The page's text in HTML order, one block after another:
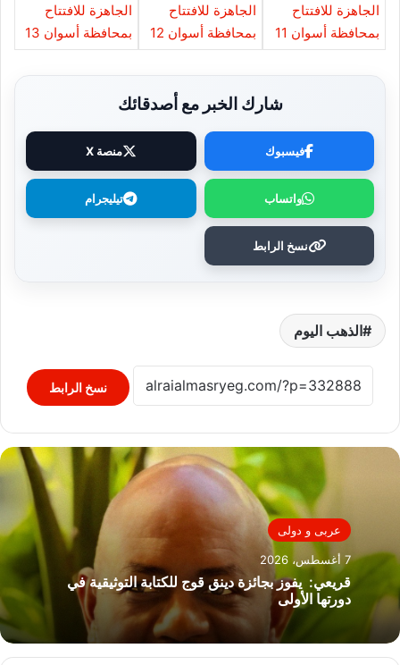
شارك الخبر مع أصدقائك
فيسبوك منصة X
واتساب تيليجرام
نسخ الرابط
الذهب اليوم
نسخ الرابط
عربى و دولى
7 أغسطس، 2026
قريعي: يفوز بجائزة دينق قوج للكتابة التوثيقية في
دورتها الأولى